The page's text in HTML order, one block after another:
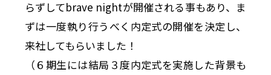
らずしてbrave nightが開催される事もあり、ま
ずは一度執り行うべく内定式の開催を決定し、
来社してもらいました！
（６期生には結局３度内定式を実施した背景も